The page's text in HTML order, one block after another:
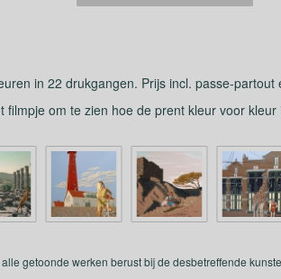
in 22 drukgangen. Prijs incl. passe-
filmpje om te zien hoe de prent kleur voor kleur
getoonde werken berust bij de desbetreffende